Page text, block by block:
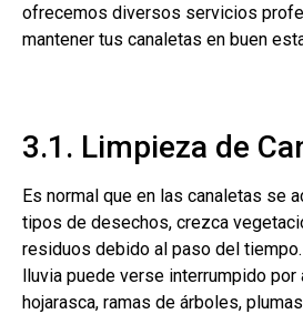
ofrecemos diversos servicios
mantener tus canaletas en buen
3.1. Limpieza de
Es normal que en las canaletas se
tipos de desechos, crezca
residuos debido al paso del
lluvia puede verse interrumpido por
hojarasca, ramas de árboles,